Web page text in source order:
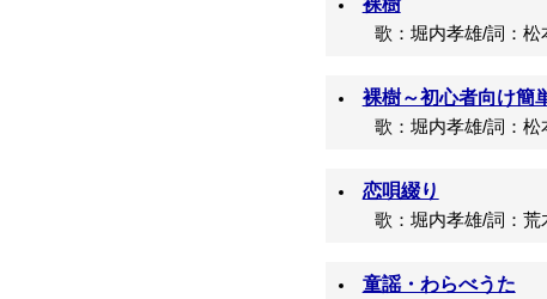
裸樹
歌：堀内孝雄/詞：松
裸樹～初心者向け簡
歌：堀内孝雄/詞：松
恋唄綴り
歌：堀内孝雄/詞：荒
童謡・わらべうた